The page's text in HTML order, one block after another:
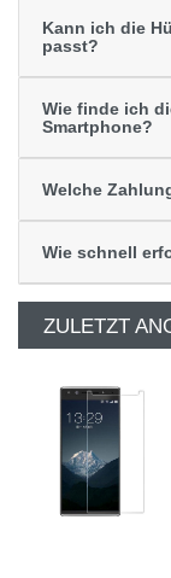
Kann ich die
passt?
Wie finde ich
Smartphone?
Welche
Wie schnell
ZULETZT